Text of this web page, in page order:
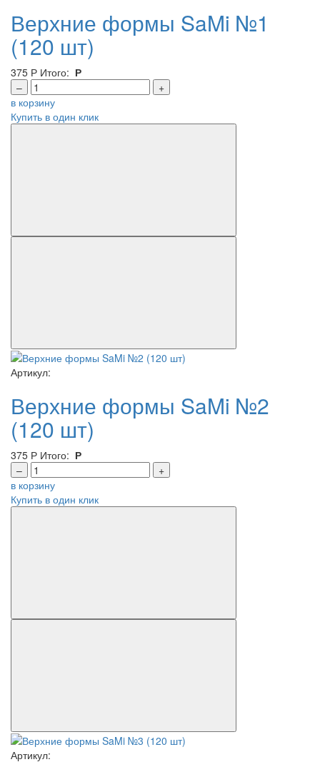
Верхние формы SaMi №1
(120 шт)
375 Р Итого: Р
–
+
в корзину
Купить в один клик
Артикул:
Верхние формы SaMi №2
(120 шт)
375 Р Итого: Р
–
+
в корзину
Купить в один клик
Артикул: